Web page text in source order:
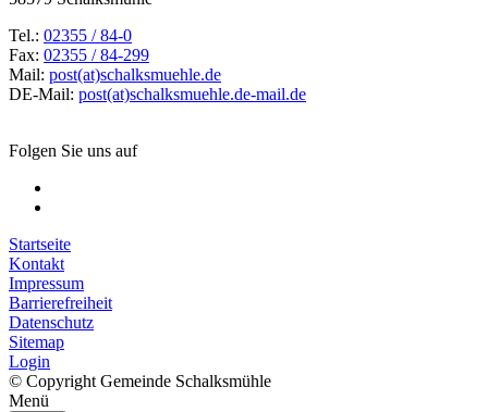
Tel.: 02355 / 84-0
Fax: 02355 / 84-299
Mail: post(at)schalksmuehle.de
DE-Mail: post(at)schalksmuehle.de-mail.de
Folgen Sie uns auf
Startseite
Kontakt
Impressum
Barrierefreiheit
Datenschutz
Sitemap
Login
© Copyright Gemeinde Schalksmühle
Menü